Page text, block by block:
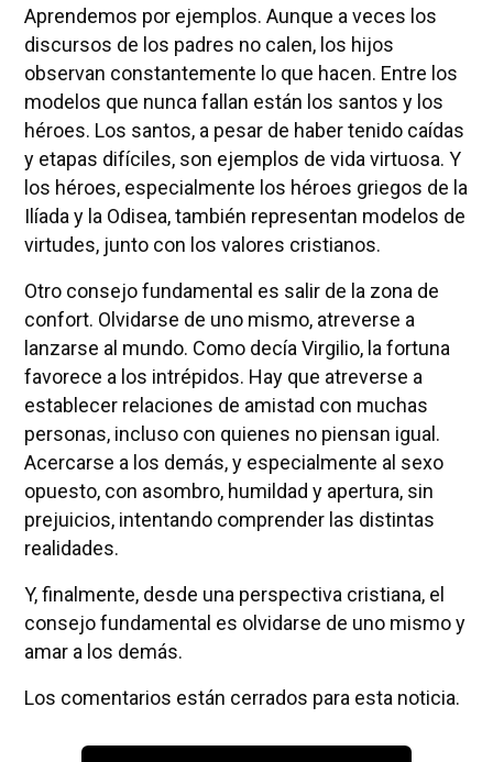
Aprendemos por ejemplos. Aunque a veces los
discursos de los padres no calen, los hijos
observan constantemente lo que hacen. Entre los
modelos que nunca fallan están los santos y los
héroes. Los santos, a pesar de haber tenido caídas
y etapas difíciles, son ejemplos de vida virtuosa. Y
los héroes, especialmente los héroes griegos de la
Ilíada y la Odisea, también representan modelos de
virtudes, junto con los valores cristianos.
Otro consejo fundamental es salir de la zona de
confort. Olvidarse de uno mismo, atreverse a
lanzarse al mundo. Como decía Virgilio, la fortuna
favorece a los intrépidos. Hay que atreverse a
establecer relaciones de amistad con muchas
personas, incluso con quienes no piensan igual.
Acercarse a los demás, y especialmente al sexo
opuesto, con asombro, humildad y apertura, sin
prejuicios, intentando comprender las distintas
realidades.
Y, finalmente, desde una perspectiva cristiana, el
consejo fundamental es olvidarse de uno mismo y
amar a los demás.
Los comentarios están cerrados para esta noticia.